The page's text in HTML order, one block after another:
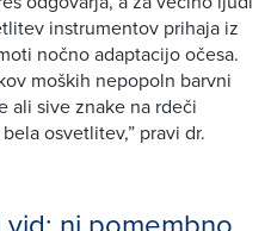
instrumentov prihaja iz
nočno adaptacijo očesa.
moških nepopoln barvni
ali sive znake na rdeči
osvetlitev,” pravi dr.